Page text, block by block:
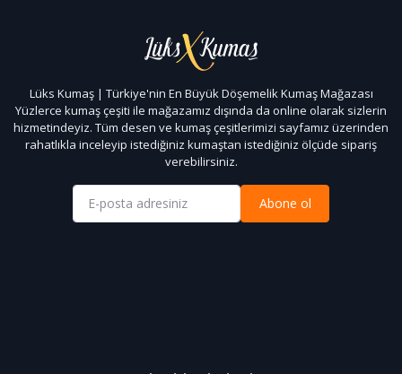
Lüks Kumaş | Türkiye'nin En Büyük Döşemelik Kumaş Mağazası
Yüzlerce kumaş çeşiti ile mağazamız dışında da online olarak sizlerin
hizmetindeyiz. Tüm desen ve kumaş çeşitlerimizi sayfamız üzerinden
rahatlıkla inceleyip istediğiniz kumaştan istediğiniz ölçüde sipariş
verebilirsiniz.
Abone ol